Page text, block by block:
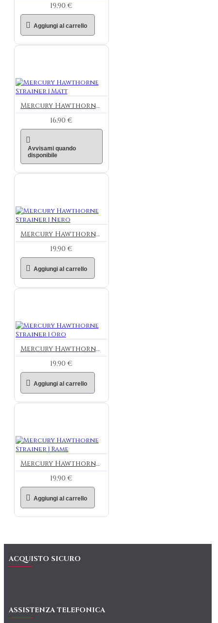
19,90 €
Aggiungi al carrello
Mercury Hawthorne Strainer | Matt
16,90 €
Avvisami quando
disponibile
Mercury Hawthorne Strainer | Nero
19,90 €
Aggiungi al carrello
Mercury Hawthorne Strainer | Oro
19,90 €
Aggiungi al carrello
Mercury Hawthorne Strainer | Rame
19,90 €
Aggiungi al carrello
ACQUISTO SICURO
ASSISTENZA TELEFONICA